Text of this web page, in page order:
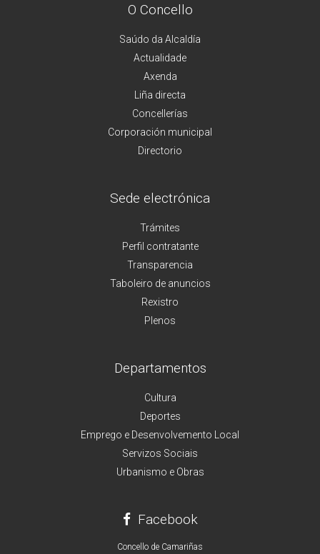
O Concello
Saúdo da Alcaldía
Actualidade
Axenda
Liña directa
Concellerías
Corporación municipal
Directorio
Sede electrónica
Trámites
Perfil contratante
Transparencia
Taboleiro de anuncios
Rexistro
Plenos
Departamentos
Cultura
Deportes
Emprego e Desenvolvemento Local
Servizos Sociais
Urbanismo e Obras
Facebook
Concello de Camariñas